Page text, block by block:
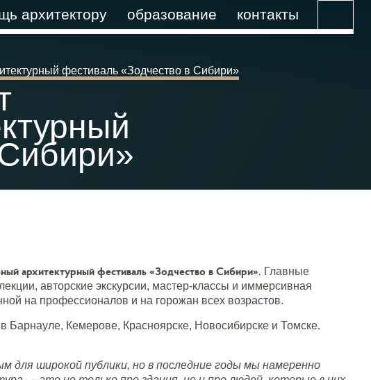
архитектору образование контакты
фестиваль «Зодчество в Сибири»
архитектурный фестиваль «Зодчество в Сибири». Главные
авторские экскурсии, мастер-классы и иммерсивная
на профессионалов и на горожан всех возрастов.
Барнауле, Кемерове, Красноярске, Новосибирске и Томске.
для широкой публики, но в последние годы мы намеренно